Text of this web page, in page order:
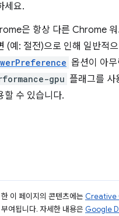
세요.
은 항상 다른 Chrome 워
(예: 절전)으로 인해 일반적
옵션이 아
gpu 플래그를
할 수 있습니다.
이 페이지의 콘텐츠에는 Creative
여됩니다. 자세한 내용은 Google